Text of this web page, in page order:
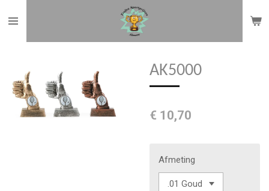
direct
hoofdinhoud
AK5000
€ 10,70
Afmeting